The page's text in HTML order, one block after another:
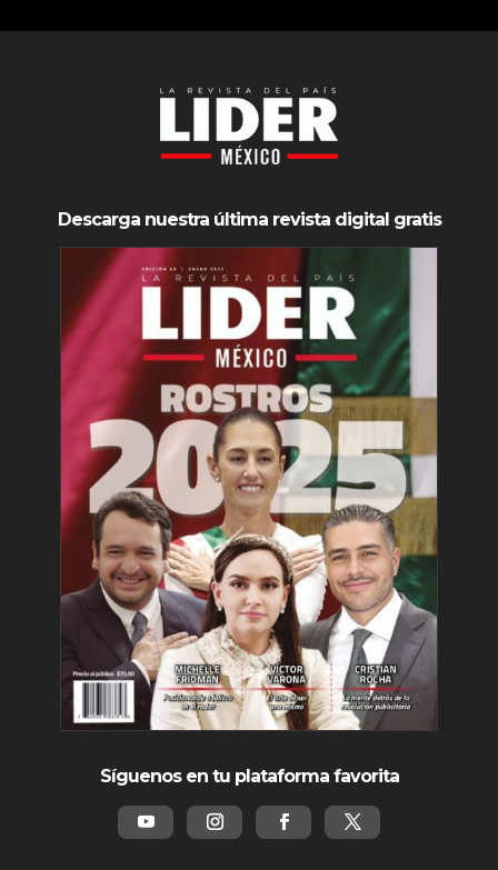
Descarga nuestra última revista digital gratis
Síguenos en tu plataforma favorita